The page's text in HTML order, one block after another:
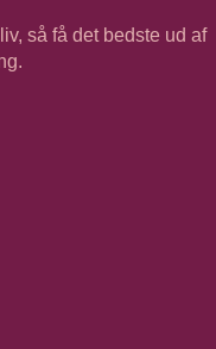
så få det bedste ud af